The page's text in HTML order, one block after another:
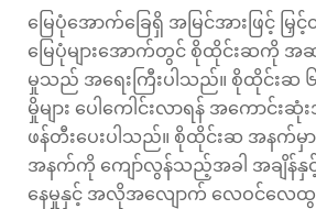
မြေပုံအောက်ခြေရှိ အမြင်အားဖြင့် မ
မြေပုံများအောက်တွင် စိုထိုင်းဆကို အ
မှုသည် အရေးကြီးပါသည်။ စိုထိုင်းဆ
မှိုများ ပေါကေါင်းလာရန် အကောင်းဆုံး
ဖန်တီးပေးပါသည်။ စိုထိုင်းဆ အနက်
အနက်ကို ကျော်လွန်သည့်အခါ အချိန်နှင့်
နေမှုနှင့် အလိုအလျောက် လေဝင်လေထွက်